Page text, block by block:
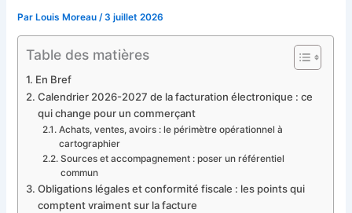
ParLouis Moreau /3 juillet 2026
Table des matières
En Bref
Calendrier 2026-2027 de la facturation électronique : ce
qui change pour un commerçant
Achats, ventes, avoirs : le périmètre opérationnel à
cartographier
Sources et accompagnement : poser un référentiel
commun
Obligations légales et conformité fiscale : les points qui
comptent vraiment sur la facture